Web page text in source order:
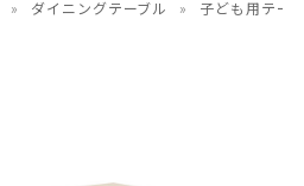
» ダイニングテーブル » 子ども用テー